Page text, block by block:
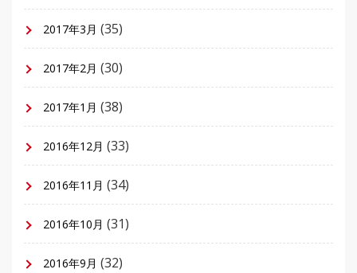
2017年3月 (35)
2017年2月 (30)
2017年1月 (38)
2016年12月 (33)
2016年11月 (34)
2016年10月 (31)
2016年9月 (32)